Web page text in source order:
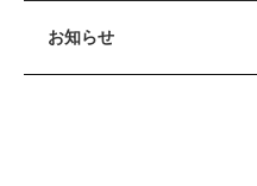
お知らせ